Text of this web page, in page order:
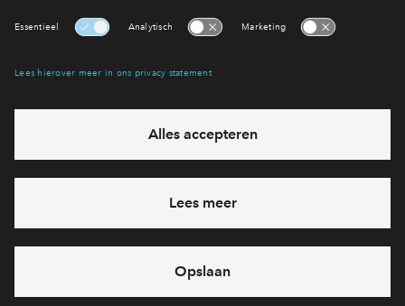
Interesse? Meld je dan snel aan
Hiermee blijf je op de hoogte van het belangrijkste nieuws en
Ja, ik wil mij aanmelden
Heb je een vraag en wil je direct antwoord? Bel ons op
712 27 15
feestdagen)